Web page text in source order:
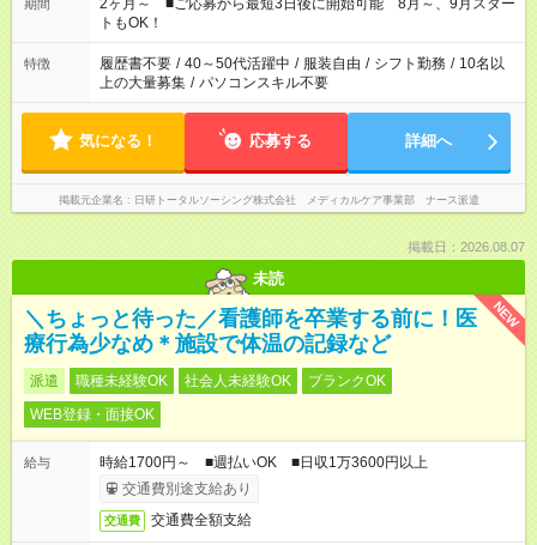
ーク希望の方へ 今ご覧のお仕事で希望する勤務時間と、もう1つ
のお仕事の勤務時間。 合計で週40時間を超える場合は応募でき
ません
期間
2ヶ月～ ■ご応募から最短3日後に開始可能 8月～、9月スター
トもOK！
特徴 履歴書不要 / 40～50代活躍中 / 服装自由 / シフト勤務 / 10名以
上の大量募集 / パソコンスキル不要
気になる！ 応募する 詳細へ
掲載元企業名 日研トータルソーシング株式会社 メディカルケア事業部 ナース派遣
掲載日：2026.08.07
未読
NEW
＼ちょっと待った／看護師を卒業する前に！医
療行為少なめ＊施設で体温の記録など
派遣 職種未経験OK 社会人未経験OK
ブランクOK
WEB登録・面接OK
給与
時給1700円～ ■週払いOK ■日収1万3600円以上
交通費別途支給あり
交通費 交通費全額支給